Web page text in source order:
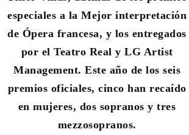
especiales a la Mejor interpretación
de Ópera francesa, y los entregados
por el Teatro Real y LG Artist
Management. Este año de los seis
premios oficiales, cinco han recaído
en mujeres, dos sopranos y tres
mezzosopranos.